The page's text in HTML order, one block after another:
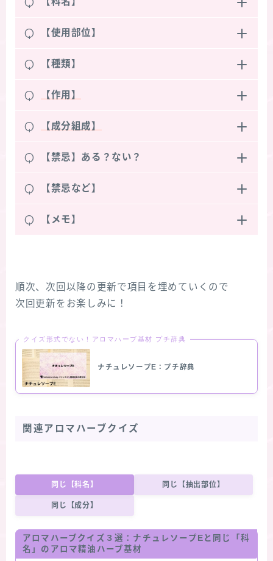
Q 【使用部位】
Q 【種類】
Q 【作用】
Q 【成分組成】
Q 【禁忌】ある？ない？
Q 【禁忌など】
Q 【メモ】
順次、次回以降の更新で項目を埋めていくので
次回更新をお楽しみに！
クイズ形式でない！アロマハーブ基材 プチ辞典
ナチュレソープE：プチ辞典
関連アロマハーブクイズ
同じ【科名】 同じ【抽出部位】
同じ【成分】
アロマハーブクイズ３選： ナチュレソープE と同じ「科
名」のアロマ精油ハーブ基材